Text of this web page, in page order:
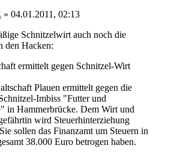
» 04.01.2011, 02:13
Schnitzelwirt auch noch die
den Hacken:
ermittelt gegen Schnitzel-Wirt
Plauen ermittelt gegen die
Imbiss "Futter und
in Hammerbrücke. Dem Wirt und
wird Steuerhinterziehung
sollen das Finanzamt um Steuern in
38.000 Euro betrogen haben.